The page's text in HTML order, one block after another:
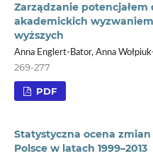
Zarządzanie
akademickich
wyższych
Anna Englert-Bator, Anna
269-277
PDF
Statystyczna ocena
Polsce w latach 1999–2013